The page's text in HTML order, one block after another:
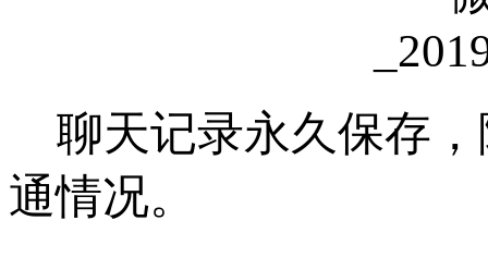
聊天记录永久保存，
通情况。